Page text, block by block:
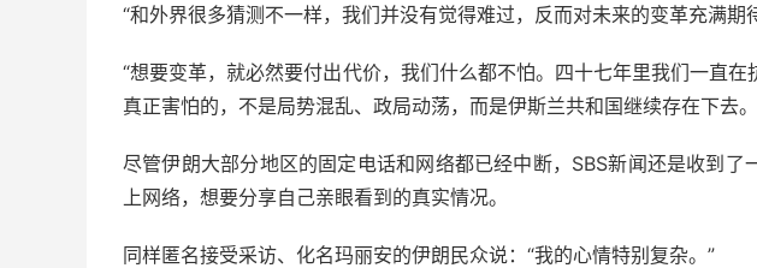
“和外界很多猜测不一样，我们并没有觉得难过，反而对未来的变革充满期
“想要变革，就必然要付出代价，我们什么都不怕。四十七年里我们一直
真正害怕的，不是局势混乱、政局动荡，而是伊斯兰共和国继续存在下去
尽管伊朗大部分地区的固定电话和网络都已经中断，SBS新闻还是收到了
上网络，想要分享自己亲眼看到的真实情况。
同样匿名接受采访、化名玛丽安的伊朗民众说：“我的心情特别复杂。”